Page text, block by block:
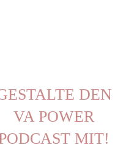
DEN
VA POWER
MIT!